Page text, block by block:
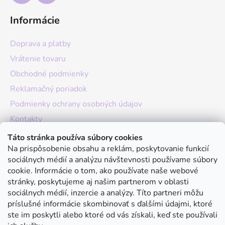
Táto stránka používa súbory cookies
Na prispôsobenie obsahu a reklám, poskytovanie funkcií
sociálnych médií a analýzu návštevnosti používame súbory
cookie. Informácie o tom, ako používate naše webové
stránky, poskytujeme aj našim partnerom v oblasti
sociálnych médií, inzercie a analýzy. Títo partneri môžu
príslušné informácie skombinovať s ďalšími údajmi, ktoré
ste im poskytli alebo ktoré od vás získali, keď ste používali
Informácie
Doprava a platby
Vrátenie tovaru
Obchodné podmienky
Reklamačný poriadok
Podmienky ochrany osobných údajov
Kontakty
O nás
Hodnotenie obchodu
Moja objednávka
Instagram